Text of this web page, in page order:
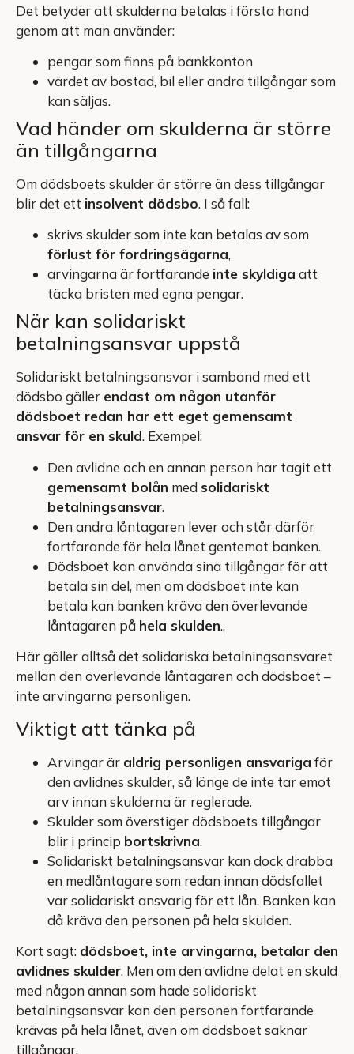
Det betyder att skulderna betalas i första hand
genom att man använder:
pengar som finns på bankkonton
värdet av bostad, bil eller andra tillgångar som
kan säljas.
Vad händer om skulderna är större
än tillgångarna
Om dödsboets skulder är större än dess tillgångar
blir det ett insolvent dödsbo. I så fall:
skrivs skulder som inte kan betalas av som
förlust för fordringsägarna,
arvingarna är fortfarande inte skyldiga att
täcka bristen med egna pengar.
När kan solidariskt
betalningsansvar uppstå
Solidariskt betalningsansvar i samband med ett
dödsbo gäller endast om någon utanför
dödsboet redan har ett eget gemensamt
ansvar för en skuld. Exempel:
Den avlidne och en annan person har tagit ett
gemensamt bolån med solidariskt
betalningsansvar.
Den andra låntagaren lever och står därför
fortfarande för hela lånet gentemot banken.
Dödsboet kan använda sina tillgångar för att
betala sin del, men om dödsboet inte kan
betala kan banken kräva den överlevande
låntagaren på hela skulden.,
Här gäller alltså det solidariska betalningsansvaret
mellan den överlevande låntagaren och dödsboet –
inte arvingarna personligen.
Viktigt att tänka på
Arvingar är aldrig personligen ansvariga för
den avlidnes skulder, så länge de inte tar emot
arv innan skulderna är reglerade.
Skulder som överstiger dödsboets tillgångar
blir i princip bortskrivna.
Solidariskt betalningsansvar kan dock drabba
en medlåntagare som redan innan dödsfallet
var solidariskt ansvarig för ett lån. Banken kan
då kräva den personen på hela skulden.
Kort sagt: dödsboet, inte arvingarna, betalar den
avlidnes skulder. Men om den avlidne delat en skuld
med någon annan som hade solidariskt
betalningsansvar kan den personen fortfarande
krävas på hela lånet, även om dödsboet saknar
tillgångar.